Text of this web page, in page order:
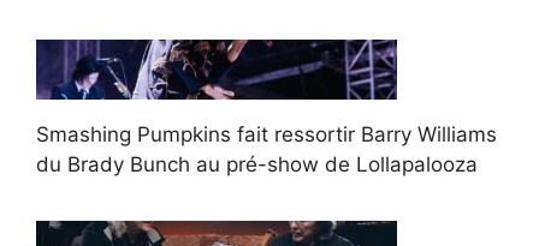
Smashing Pumpkins fait ressortir Barry Williams
du Brady Bunch au pré-show de Lollapalooza